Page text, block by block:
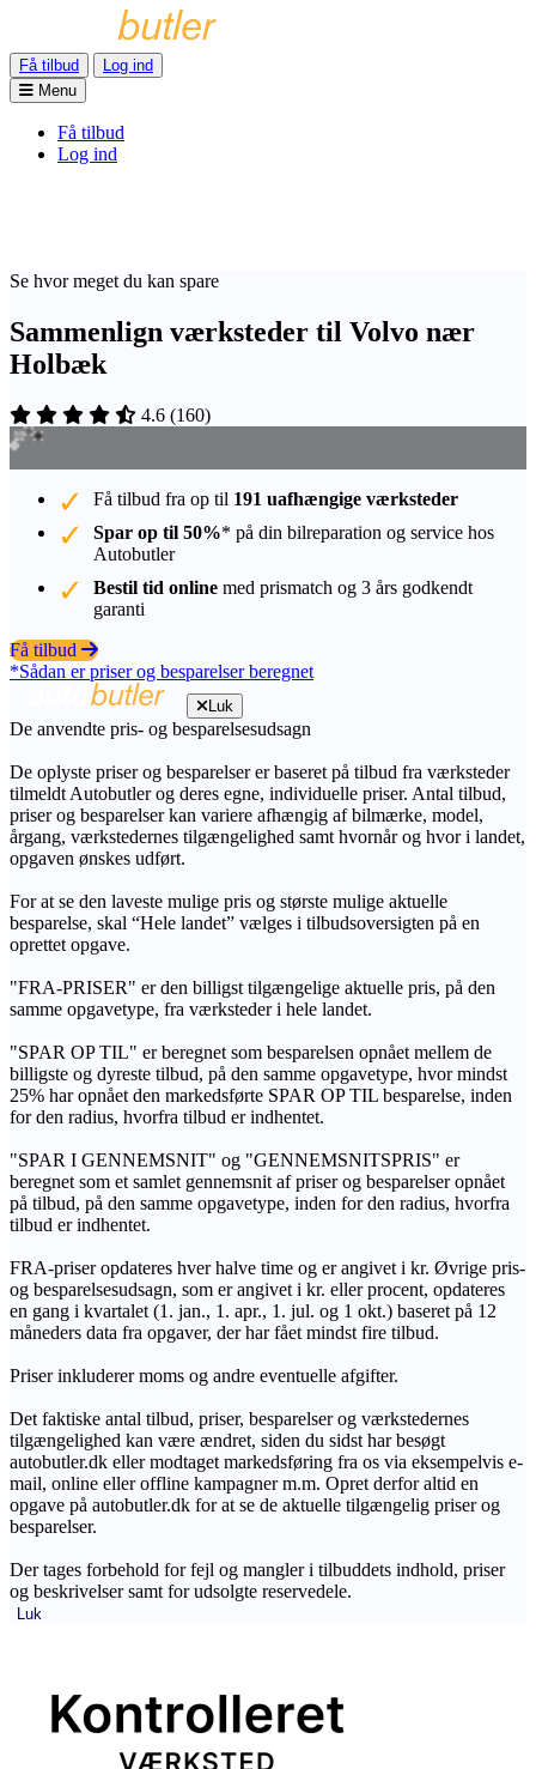
Få tilbud
Log ind
Menu
Få tilbud
Log ind
Se hvor meget du kan spare
Sammenlign værksteder til Volvo nær
Holbæk
4.6 (160)
Få tilbud fra op til 191 uafhængige værksteder
Spar op til 50%* på din bilreparation og service hos
Autobutler
Bestil tid online med prismatch og 3 års godkendt
garanti
Få tilbud
*Sådan er priser og besparelser beregnet
Luk
De anvendte pris- og besparelsesudsagn
De oplyste priser og besparelser er baseret på tilbud fra værksteder
tilmeldt Autobutler og deres egne, individuelle priser. Antal tilbud,
priser og besparelser kan variere afhængig af bilmærke, model,
årgang, værkstedernes tilgængelighed samt hvornår og hvor i landet,
opgaven ønskes udført.
For at se den laveste mulige pris og største mulige aktuelle
besparelse, skal “Hele landet” vælges i tilbudsoversigten på en
oprettet opgave.
"FRA-PRISER" er den billigst tilgængelige aktuelle pris, på den
samme opgavetype, fra værksteder i hele landet.
"SPAR OP TIL" er beregnet som besparelsen opnået mellem de
billigste og dyreste tilbud, på den samme opgavetype, hvor mindst
25% har opnået den markedsførte SPAR OP TIL besparelse, inden
for den radius, hvorfra tilbud er indhentet.
"SPAR I GENNEMSNIT" og "GENNEMSNITSPRIS" er
beregnet som et samlet gennemsnit af priser og besparelser opnået
på tilbud, på den samme opgavetype, inden for den radius, hvorfra
tilbud er indhentet.
FRA-priser opdateres hver halve time og er angivet i kr. Øvrige pris-
og besparelsesudsagn, som er angivet i kr. eller procent, opdateres
en gang i kvartalet (1. jan., 1. apr., 1. jul. og 1 okt.) baseret på 12
måneders data fra opgaver, der har fået mindst fire tilbud.
Priser inkluderer moms og andre eventuelle afgifter.
Det faktiske antal tilbud, priser, besparelser og værkstedernes
tilgængelighed kan være ændret, siden du sidst har besøgt
autobutler.dk eller modtaget markedsføring fra os via eksempelvis e-
mail, online eller offline kampagner m.m. Opret derfor altid en
opgave på autobutler.dk for at se de aktuelle tilgængelig priser og
besparelser.
Der tages forbehold for fejl og mangler i tilbuddets indhold, priser
og beskrivelser samt for udsolgte reservedele.
Luk